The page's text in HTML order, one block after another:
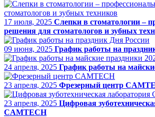
17 июля, 2025 Слепки в стоматологии –
решения для стоматологов и зубных
09 июня, 2025 График работы на
24 апреля, 2025 График работы на
23 апреля, 2025 Фрезерный центр
23 апреля, 2025 Цифровая
CAMTECH